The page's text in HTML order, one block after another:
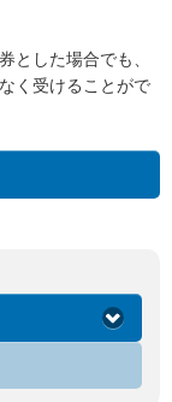
とした場合でも、
く受けることがで